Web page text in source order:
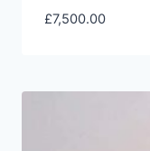
£7,500.00